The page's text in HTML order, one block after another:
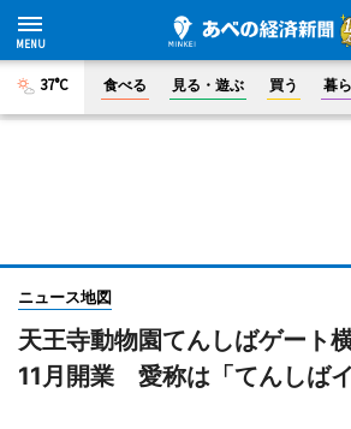
37°C 食べる 見る・遊ぶ 買う 暮
ニュース地図
天王寺動物園てんしばゲート
11月開業 愛称は「てんしば